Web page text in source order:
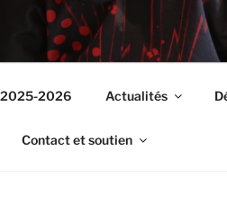
2025-2026 Actualités
Contact et soutien